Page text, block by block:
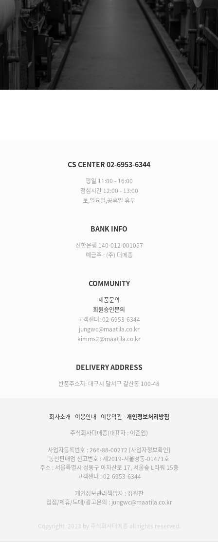
CS CENTER 02-6953-6344
평일 11:00 - 16:00
점심시간 12:00 - 13:00
토,일요일,공휴일 휴무
BANK INFO
신한은행 140-012-001057
예금주 : (주) 더메종
COMMUNITY
제품문의
회원승인문의
고객센터: 02-6953-6344
jungwc@maatila.co.kr
kimms2@maatila.co.kr
DELIVERY ADDRESS
반품주소지: 대구시 달서구 갈산동 100-48
회사소개 이용안내 이용약관 개인정보처리방침
주식회사더메종(대표자 : 이준엽)
사업자등록번호 : 266-88-00272 [사업자정보확인]
통신판매업 신고번호 : 제2019-서울성동-01471호
주소 : 서울특별시 성동구 아차산로 17, 서울숲 L타워 15층
고객센터 : 02-6953-6344
개인정보관리책임자 : 정원찬
입점/제휴/도매/광고문의 : jungwc@maatila.co.kr
Copyright. 2013 by 주식회사더메종 all rights reserved.